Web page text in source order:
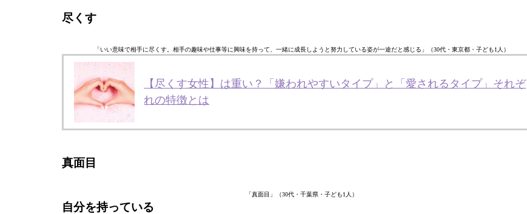
尽くす
「いい意味で相手に尽くす。相手の趣味や仕事等に興味を持って、一緒に成長しようと努力している姿が一途だと感じる」（30代・東京都・子ども1人）
【尽くす女性】は重い？「嫌われやすいタイプ」と「愛されるタイプ」それぞ
れの特徴とは
真面目
「真面目」（30代・千葉県・子ども1人）
自分を持っている